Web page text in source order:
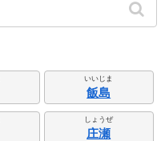
いいじま
飯島
しょうぜ
庄瀬